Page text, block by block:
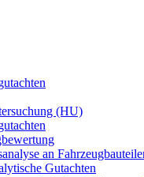
(HU)
an
Gutachten